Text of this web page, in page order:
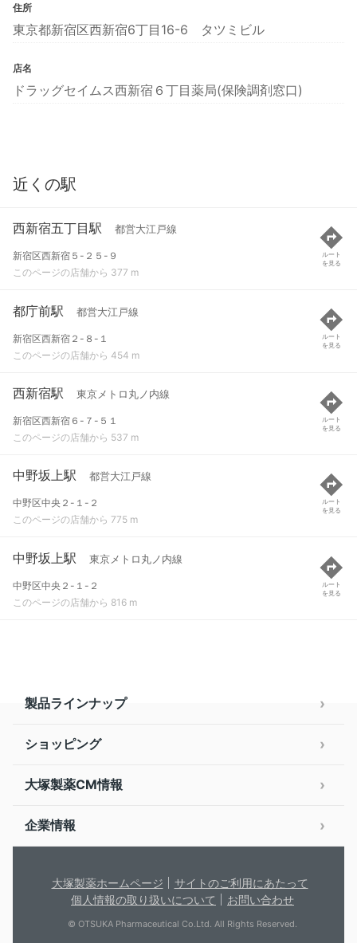
住所
東京都新宿区西新宿6丁目16-6 タツミビル
店名
ドラッグセイムス西新宿６丁目薬局(保険調剤窓口)
近くの駅
西新宿五丁目駅 都営大江戸線
新宿区西新宿５-２５-９
このページの店舗から 377 m
ルート
を見る
都庁前駅 都営大江戸線
新宿区西新宿２-８-１
このページの店舗から 454 m
ルート
を見る
西新宿駅 東京メトロ丸ノ内線
新宿区西新宿６-７-５１
このページの店舗から 537 m
ルート
を見る
中野坂上駅 都営大江戸線
中野区中央２-１-２
このページの店舗から 775 m
ルート
を見る
中野坂上駅 東京メトロ丸ノ内線
中野区中央２-１-２
このページの店舗から 816 m
ルート
を見る
製品ラインナップ
ショッピング
大塚製薬CM情報
企業情報
大塚製薬ホームページ
サイトのご利用にあたって
個人情報の取り扱いについて
お問い合わせ
© OTSUKA Pharmaceutical Co.Ltd. All Rights Reserved.